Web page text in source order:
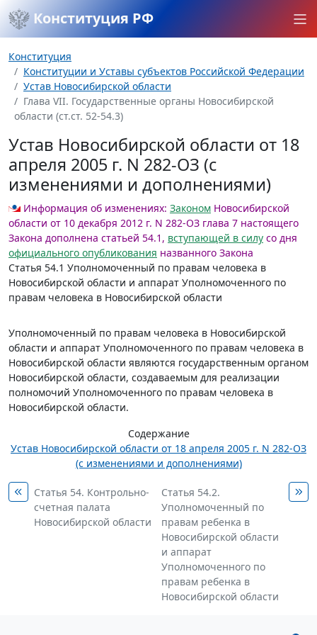
Конституция РФ
Конституция
Конституции и Уставы субъектов Российской Федерации
Устав Новосибирской области
Глава VII. Государственные органы Новосибирской
области (ст.ст. 52-54.3)
Устав Новосибирской области от 18
апреля 2005 г. N 282-ОЗ (с
изменениями и дополнениями)
Информация об изменениях: Законом Новосибирской
области от 10 декабря 2012 г. N 282-ОЗ глава 7 настоящего
Закона дополнена статьей 54.1, вступающей в силу со дня
официального опубликования названного Закона
Статья 54.1 Уполномоченный по правам человека в
Новосибирской области и аппарат Уполномоченного по
правам человека в Новосибирской области
Уполномоченный по правам человека в Новосибирской
области и аппарат Уполномоченного по правам человека в
Новосибирской области являются государственным органом
Новосибирской области, создаваемым для реализации
полномочий Уполномоченного по правам человека в
Новосибирской области.
Содержание
Устав Новосибирской области от 18 апреля 2005 г. N 282-ОЗ
(с изменениями и дополнениями)
Статья 54. Контрольно-
счетная палата
Новосибирской области
Статья 54.2.
Уполномоченный по
правам ребенка в
Новосибирской области
и аппарат
Уполномоченного по
правам ребенка в
Новосибирской области